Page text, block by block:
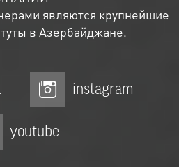
являются крупнейшие
в Азербайджане.
instagram
youtube